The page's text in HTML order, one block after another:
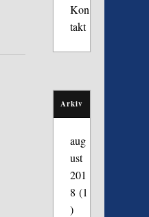
Kon
takt
Arkiv
aug
ust
201
8 (1
)